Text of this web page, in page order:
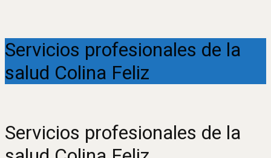
Servicios profesionales de la
salud Colina Feliz
Servicios profesionales de la